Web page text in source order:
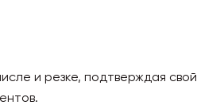
и резке, подтверждая свой